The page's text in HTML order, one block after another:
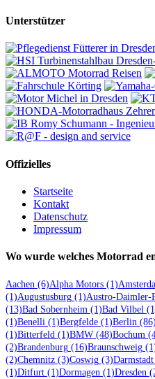
Unterstützer
Offizielles
Startseite
Kontakt
Datenschutz
Impressum
Wo wurde welches Motorrad
Aachen (6)Alpha Motors (1)
(1)Augustusburg (1)Austro-Daimler-
(13)Bad Sobernheim (1)Bad Vilbel
(1)Benelli (1)Bergfelde (1)Berlin (86)
(1)Bitterfeld (1)BMW (48)Bochum
(2)Brandenburg (16)Braunschweig
(2)Chemnitz (3)Coswig (3)Darmstadt
(1)Ditfurt (1)Dormagen (1)Dresden